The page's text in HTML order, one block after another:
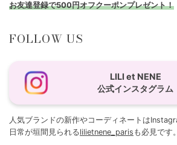
お友達登録で500円オフクーポンプレゼント！
FOLLOW US
LILI et NENE
公式インスタグラム
人気ブランドの新作やコーディネートは
日常が垣間見られるlilietnene_paris も必見です。